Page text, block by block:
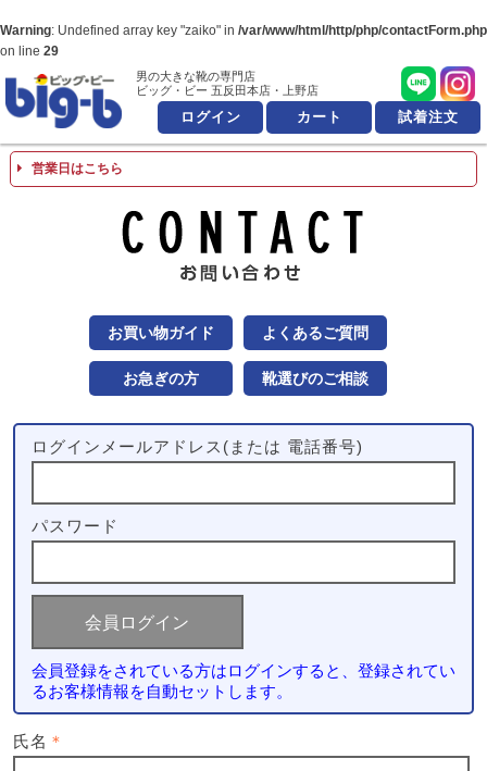
Warning: Undefined array key "zaiko" in /var/www/html/http/php/contactForm.php
on line 29
男の大きな靴の
男の大きな靴の専門店
ビッグ・ビー 五反田本店・上野店
ログイン カート 試着注文
営業日はこちら
お買い物ガイド よくあるご質問
お急ぎの方 靴選びのご相談
ログインメールアドレス(または 電話番号)
パスワード
会員登録をされている方はログインすると、登録されてい
るお客様情報を自動セットします。
氏名 ＊